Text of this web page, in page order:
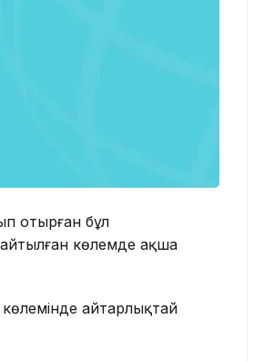
отырған бұл
көлемде ақша
айтарлықтай